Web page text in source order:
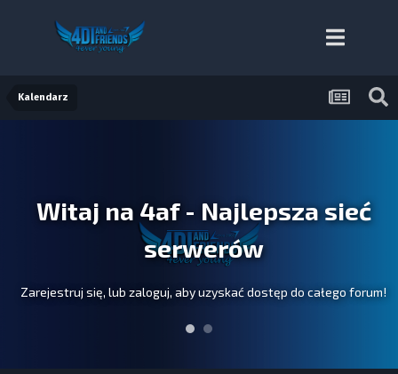
Kalendarz
Witaj na 4af - Najlepsza sieć
serwerów
Zarejestruj się, lub zaloguj, aby uzyskać dostęp do całego forum!